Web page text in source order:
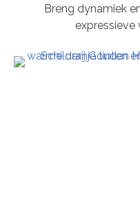
Breng dynamiek
expressieve